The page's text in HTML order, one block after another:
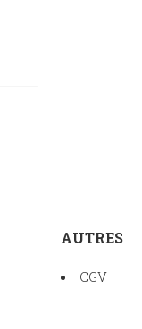
AUTRES
CGV